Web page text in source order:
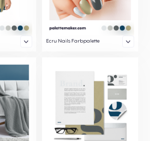
Ecru Nails Farbpalette